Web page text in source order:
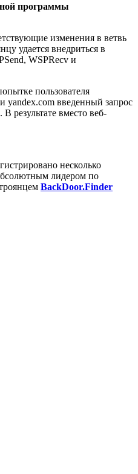
программы
изменения в ветвь
удается внедриться в
WSPRecv и
пользователя
yandex.com введенный запрос
результате вместо веб-
несколько
лидером по
BackDoor.Finder